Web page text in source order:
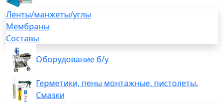
Ленты/манжеты/углы
Мембраны
Составы
Оборудование б/у
Герметики, пены монтажные, пистолеты.
Смазки